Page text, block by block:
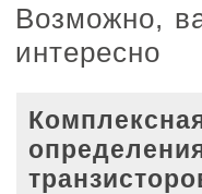
Возможно,
интересно